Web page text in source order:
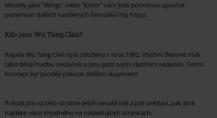
Modely jako "Wings" nebo "Enter" vám jistě pomohou upoutat
pozornost dalších nadšených fanoušků hip hopu.
Kdo jsou Wu Tang Clan?
Kapela Wu Tang Clan byla založena v roce 1992. Všichni členové však
také dělají hudbu nezávisle a jsou pod svým vlastním vedením. Tento
koncept byl později převzat dalšími skupinami.
Pokud jste na této stránce ještě nenašli vše a jste zvědaví, pak jistě
najdete něco vhodného na následujících stránkách: